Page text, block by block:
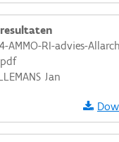
AMMO-RI-advies-
Jan